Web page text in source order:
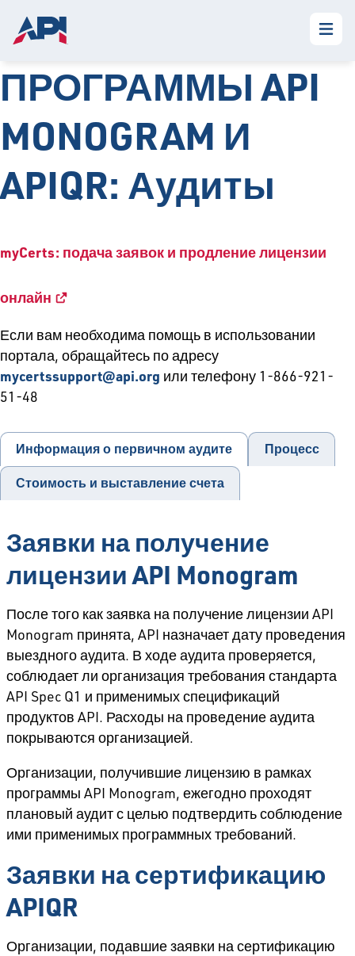
ПРОГРАММЫ API
MONOGRAM И
APIQR: Аудиты
myCerts: подача заявок и продление лицензии
онлайн
Если вам необходима помощь в использовании
портала, обращайтесь по адресу
mycertssupport@api.org или телефону 1-866-921-
51-48
Информация о первичном аудите Процесс
Стоимость и выставление счета
Заявки на получение
лицензии API Monogram
После того как заявка на получение лицензии API
Monogram принята, API назначает дату проведения
выездного аудита. В ходе аудита проверяется,
соблюдает ли организация требования стандарта
API Spec Q1 и применимых спецификаций
продуктов API. Расходы на проведение аудита
покрываются организацией.
Организации, получившие лицензию в рамках
программы API Monogram, ежегодно проходят
плановый аудит с целью подтвердить соблюдение
ими применимых программных требований.
Заявки на сертификацию
APIQR
Организации, подавшие заявки на сертификацию